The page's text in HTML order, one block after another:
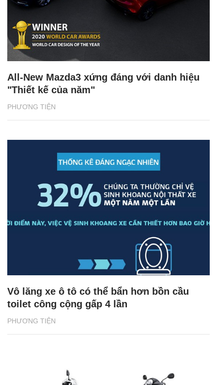
PHƯƠNG TIỆN
All-New Mazda3 xứng đáng với danh hiệu
"Thiết kế của năm"
PHƯƠNG TIỆN
Vô lăng xe ô tô có thể bẩn hơn bồn cầu
toilet công cộng gấp 4 lần